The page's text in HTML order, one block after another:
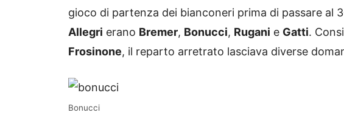
gioco di partenza dei bianconeri prima di passare al
Allegri erano Bremer, Bonucci, Rugani e Gatti.
Frosinone, il reparto arretrato lasciava diverse
Bonucci